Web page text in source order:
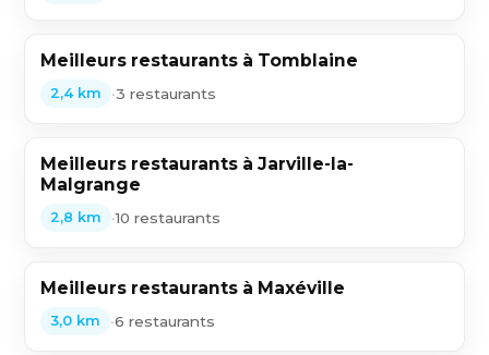
Meilleurs restaurants à Tomblaine
2,4 km •3 restaurants
Meilleurs restaurants à Jarville-la-
Malgrange
2,8 km •10 restaurants
Meilleurs restaurants à Maxéville
3,0 km •6 restaurants